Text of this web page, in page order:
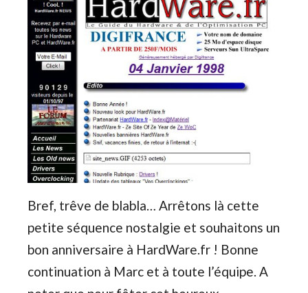
Bref, trêve de blabla… Arrêtons là cette
petite séquence nostalgie et souhaitons un
bon anniversaire à HardWare.fr ! Bonne
continuation à Marc et à toute l’équipe. A